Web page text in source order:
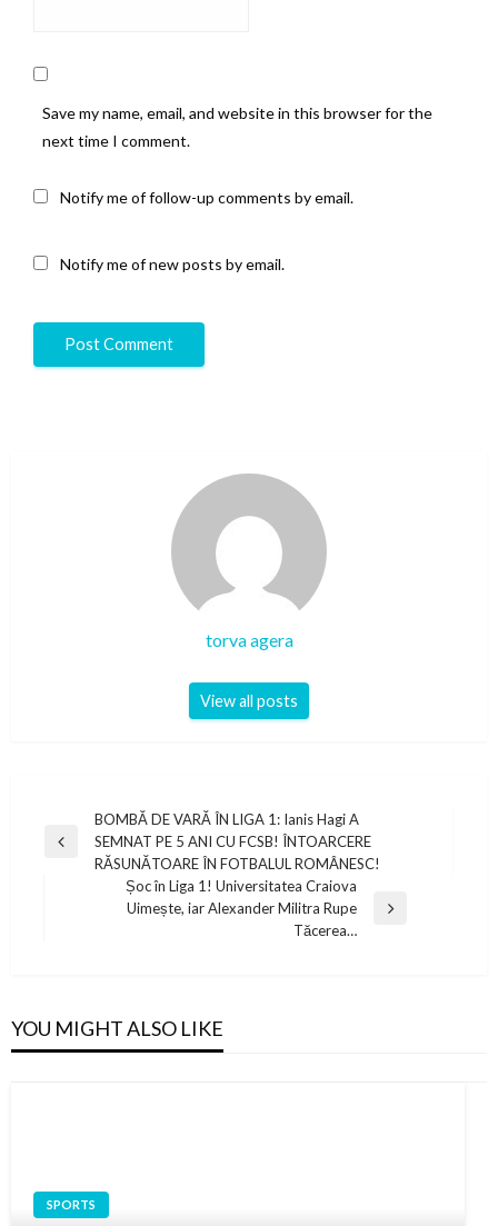
Save my name, email, and website in this browser for the
next time I comment.
Notify me of follow-up comments by email.
Notify me of new posts by email.
torva agera
View all posts
navigation
Previous
BOMBĂ DE VARĂ ÎN LIGA 1: Ianis Hagi A
SEMNAT PE 5 ANI CU FCSB! ÎNTOARCERE
RĂSUNĂTOARE ÎN FOTBALUL ROMÂNESC!
Șoc în Liga 1! Universitatea Craiova
Uimește, iar Alexander Militra Rupe
Tăcerea…
YOU MIGHT ALSO LIKE
SPORTS